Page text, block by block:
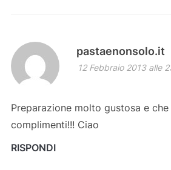
pastaenonsolo.it
12 Febbraio 2013 alle
Preparazione molto gustosa e
complimenti!!! Ciao
RISPONDI